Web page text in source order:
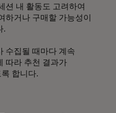
션 내 활동도 고려하여
하거나 구매할 가능성이
.
수집될 때마다 계속
따라 추천 결과가
합니다.